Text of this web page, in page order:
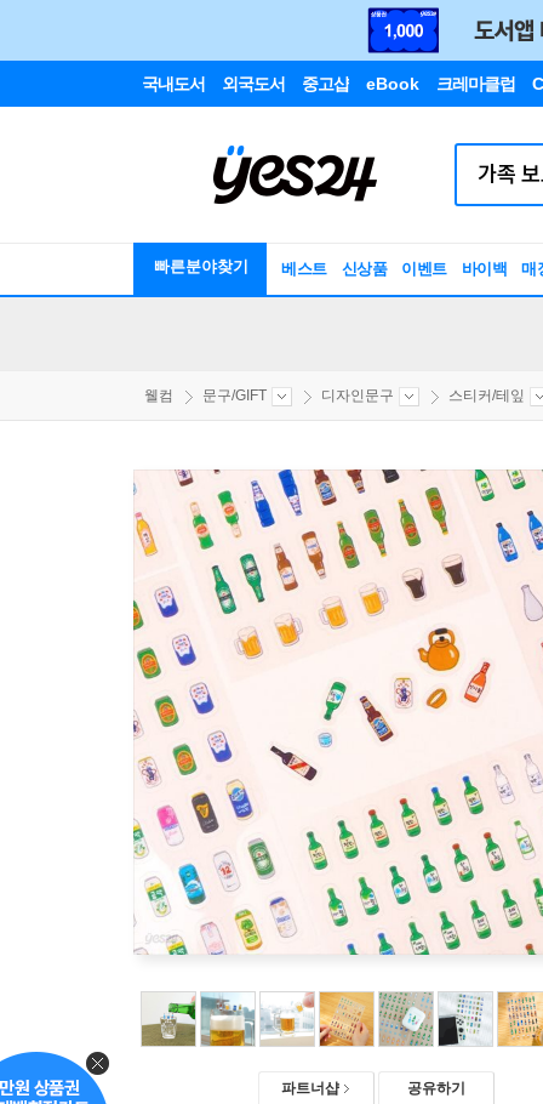
국내도서 외국도서 중고샵 eBook 크레마클럽
빠른분야찾기 베스트 신상품 이벤트 바이백 매
웰컴 문구/GIFT 디자인문구 스티커/테잎
파트너샵 공유하기